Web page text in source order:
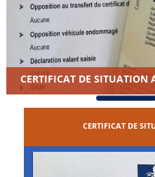
CERTIFICAT DE SITUATION
CERTIFICAT DE